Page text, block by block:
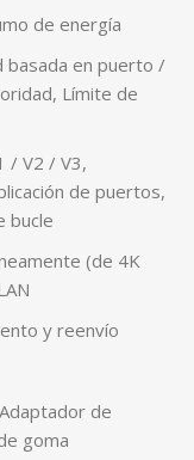
de energía
basada en puerto /
Límite de
/ V2 / V3,
de puertos,
bucle
(de 4K
y reenvío
de
goma